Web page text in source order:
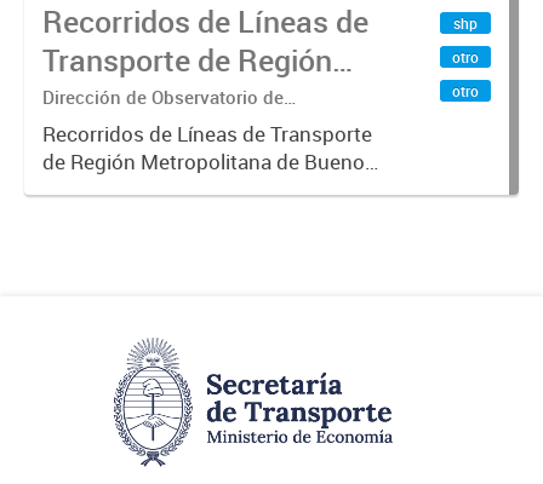
Recorridos de Líneas de
Transporte de Región
Metropolitana de
Buenos Aires (RMBA)
Dirección de Observatorio de
Transporte, Estudio y Sistemas
Recorridos de Líneas de Transporte
de Región Metropolitana de Buenos
Aires (RMBA).-
shp
otro
otro